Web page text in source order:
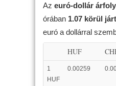
Az euró-dollár
órában 1.07 körül járt
euró a dollárral
HUF
1
HUF
0.00259